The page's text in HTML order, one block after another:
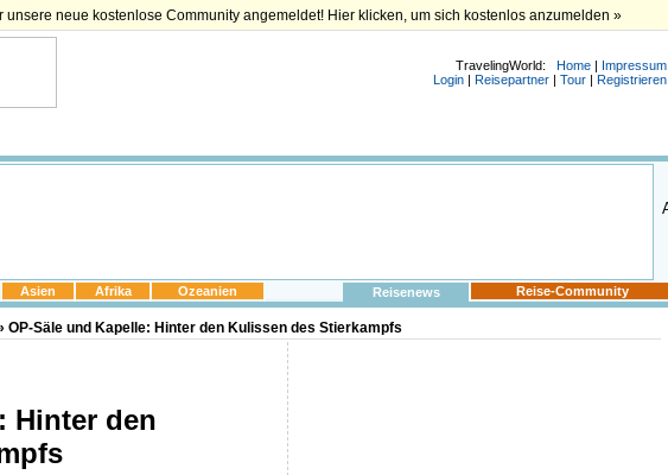
neue kostenlose Community angemeldet! Hier klicken, um sich kostenlos anzumelden »
TravelingWorld: Home | Impressum
Login | Reisepartner | Tour | Registrieren
Asien Afrika Ozeanien Reisenews Reise-Community
OP-Säle und Kapelle: Hinter den Kulissen des Stierkampfs
Hinter den